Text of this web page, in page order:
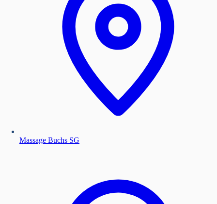
Massage Buchs SG